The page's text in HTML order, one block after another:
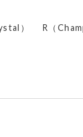
） R（